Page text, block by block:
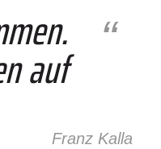
auf
Franz Kalla